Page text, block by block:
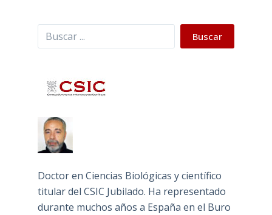
Buscar Buscar
Doctor en Ciencias Biológicas y científico
titular del CSIC Jubilado. Ha representado
durante muchos años a España en el Buro